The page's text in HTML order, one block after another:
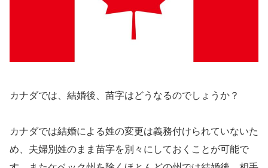
カナダでは、結婚後、苗字はどうなるのでしょうか？
カナダでは結婚による姓の変更は義務付けられていないた
め、夫婦別姓のまま苗字を別々にしておくことが可能で